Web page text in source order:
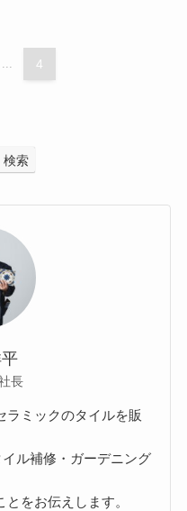
... 4
検索
長
ラミックのタイルを販
ル補修・ガーデニング
をお伝えします。